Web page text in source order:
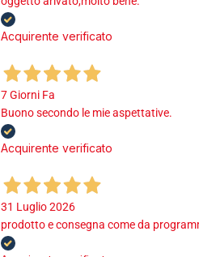
Acquirente verificato
7 Giorni Fa
Buono secondo le mie aspettative.
Acquirente verificato
31 Luglio 2026
prodotto e consegna come da